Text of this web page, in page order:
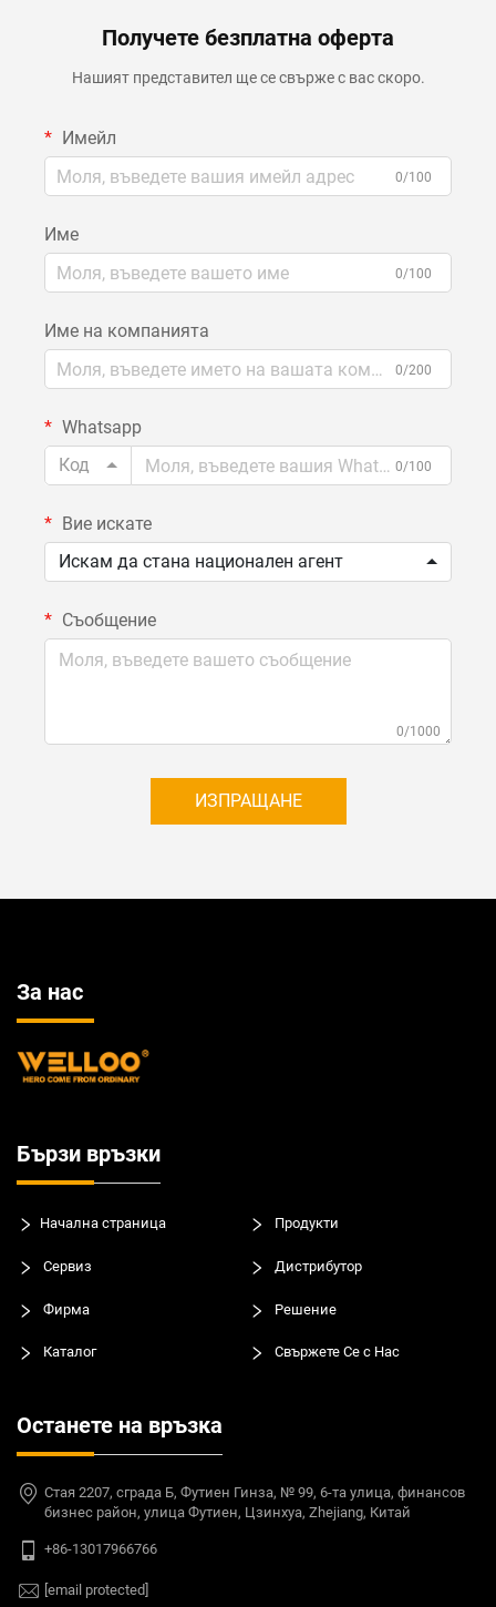
Получете безплатна оферта
Нашият представител ще се свърже с вас скоро.
Имейл
0/100
Име
0/100
Име на компанията
0/200
Whatsapp
Код
0/100
Вие искате
Искам да стана национален агент
Съобщение
0/1000
ИЗПРАЩАНЕ
За нас
Бързи връзки
Начална страница Продукти
Сервиз Дистрибутор
Фирма Решение
Каталог Свържете Се с Нас
Останете на връзка
Стая 2207, сграда Б, Футиен Гинза, № 99, 6-та улица, финансов
бизнес район, улица Футиен, Цзинхуа, Zhejiang, Китай
+86-13017966766
[email protected]